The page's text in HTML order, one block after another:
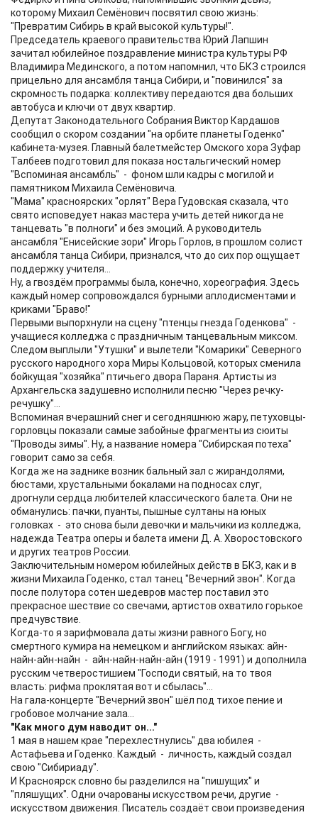
которому Михаил Семёнович посвятил свою жизнь:
"Превратим Сибирь в край высокой культуры!".
Председатель краевого правительства Юрий Лапшин
зачитал юбилейное поздравление министра культуры РФ
Владимира Мединского, а потом напомнил, что БКЗ строился
прицельно для ансамбля танца Сибири, и "повинился" за
скромность подарка: коллективу передаются два больших
автобуса и ключи от двух квартир.
Депутат Законодательного Собрания Виктор Кардашов
сообщил о скором создании "на орбите планеты Годенко"
кабинета-музея. Главный балетмейстер Омского хора Зуфар
Талбеев подготовил для показа ностальгический номер
"Вспоминая ансамбль" - фоном шли кадры с могилой и
памятником Михаила Семёновича.
"Мама" красноярских "орлят" Вера Гудовская сказала, что
свято исповедует наказ мастера учить детей никогда не
танцевать "в полноги" и без эмоций. А руководитель
ансамбля "Енисейские зори" Игорь Горлов, в прошлом солист
ансамбля танца Сибири, признался, что до сих пор ощущает
поддержку учителя...
Ну, а гвоздём программы была, конечно, хореография. Здесь
каждый номер сопровождался бурными аплодисментами и
криками "Браво!"
Первыми выпорхнули на сцену "птенцы гнезда Годенкова" -
учащиеся колледжа с праздничным танцевальным миксом.
Следом выплыли "Утушки" и вылетели "Комарики" Северного
русского народного хора Миры Кольцовой, которых сменила
бойкущая "хозяйка" птичьего двора Параня. Артисты из
Архангельска задушевно исполнили песню "Через речку-
речушку"...
Вспоминая вчерашний снег и сегодняшнюю жару, петуховцы-
горловцы показали самые забойные фрагменты из сюиты
"Проводы зимы". Ну, а название номера "Сибирская потеха"
говорит само за себя.
Когда же на заднике возник бальный зал с жирандолями,
бюстами, хрустальными бокалами на подносах слуг,
дрогнули сердца любителей классического балета. Они не
обманулись: пачки, пуанты, пышные султаны на юных
головках - это снова были девочки и мальчики из колледжа,
надежда Театра оперы и балета имени Д. А. Хворостовского
и других театров России.
Заключительным номером юбилейных действ в БКЗ, как и в
жизни Михаила Годенко, стал танец "Вечерний звон". Когда
после полутора сотен шедевров мастер поставил это
прекрасное шествие со свечами, артистов охватило горькое
предчувствие.
Когда-то я зарифмовала даты жизни равного Богу, но
смертного кумира на немецком и английском языках: айн-
найн-айн-найн - айн-найн-найн-айн (1919 - 1991) и дополнила
русским четверостишием "Господи святый, на то твоя
власть: рифма проклятая вот и сбылась"...
На гала-концерте "Вечерний звон" шёл под тихое пение и
гробовое молчание зала...
"Как много дум наводит он..."
1 мая в нашем крае "перехлестнулись" два юбилея -
Астафьева и Годенко. Каждый - личность, каждый создал
свою "Сибириаду".
И Красноярск словно бы разделился на "пишущих" и
"пляшущих". Одни очарованы искусством речи, другие -
искусством движения. Писатель создаёт свои произведения